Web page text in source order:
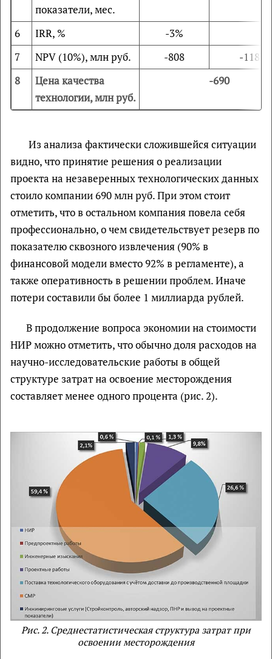
показатели, мес.
6 IRR, %
-3%
7
NPV (10%), млн руб. -808
-118
8
Цена качества
технологии, млн руб.
-690
Из анализа фактически сложившейся ситуации
видно, что принятие решения о реализации
проекта на незаверенных технологических данных
стоило компании 690 млн руб. При этом стоит
отметить, что в остальном компания повела себя
профессионально, о чем свидетельствует резерв по
показателю сквозного извлечения (90% в
финансовой модели вместо 92% в регламенте), а
также оперативность в решении проблем. Иначе
потери составили бы более 1 миллиарда рублей.
В продолжение вопроса экономии на стоимости
НИР можно отметить, что обычно доля расходов на
научно-исследовательские работы в общей
структуре затрат на освоение месторождения
составляет менее одного процента (рис. 2).
Рис. 2. Среднестатистическая структура затрат при
освоении месторождения